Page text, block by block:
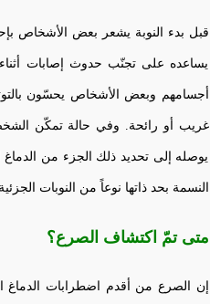
قبل بدء النوبة يشعر بعض الأشخاص
يساعده على تجنّب حدوث إصابات
أجسامهم وبعض الأشخاص يحسّون
غريب أو رائحة. وفي حالة تمكّن
يوصله إلى تحديد ذلك الجزء من الدماغ
النسمة بحد ذاتها نوعاً من النوبات
متى تمّ اكتشاف الصرع؟